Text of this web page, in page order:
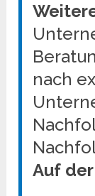
nach
Auf